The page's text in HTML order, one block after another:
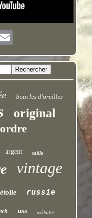
boucles d'oreilles
original
ordre
argent taille
vintage
étoile
russie
uss médaille